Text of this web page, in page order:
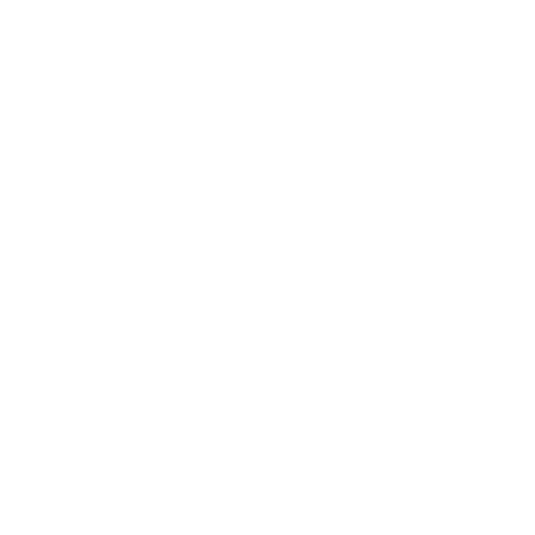
Financieras Interbancarias Mundiales"), una red
por letras y números. El BIC es necesario para
casos, optan tener un código SWIFT específico para
XXX, se refiere a la sede bancaria central. Si no, se
la cuenta de su destinatario y anular el pago.
y pedir que se anule la transferencia.